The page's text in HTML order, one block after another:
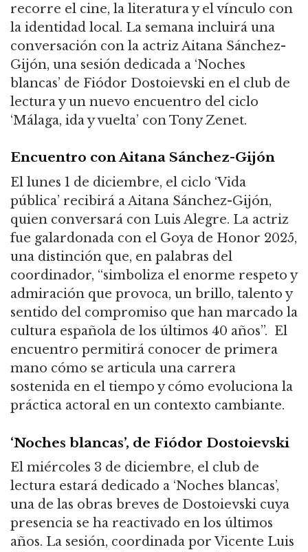
recorre el cine, la literatura y el vínculo con
la identidad local. La semana incluirá una
conversación con la actriz Aitana Sánchez-
Gijón, una sesión dedicada a ‘Noches
blancas’ de Fiódor Dostoievski en el club de
lectura y un nuevo encuentro del ciclo
‘Málaga, ida y vuelta’ con Tony Zenet.
Encuentro con Aitana Sánchez-Gijón
El lunes 1 de diciembre, el ciclo ‘Vida
pública’ recibirá a Aitana Sánchez-Gijón,
quien conversará con Luis Alegre. La actriz
fue galardonada con el Goya de Honor 2025,
una distinción que, en palabras del
coordinador, “simboliza el enorme respeto y
admiración que provoca, un brillo, talento y
sentido del compromiso que han marcado la
cultura española de los últimos 40 años”. El
encuentro permitirá conocer de primera
mano cómo se articula una carrera
sostenida en el tiempo y cómo evoluciona la
práctica actoral en un contexto cambiante.
‘Noches blancas’, de Fiódor Dostoievski
El miércoles 3 de diciembre, el club de
lectura estará dedicado a ‘Noches blancas’,
una de las obras breves de Dostoievski cuya
presencia se ha reactivado en los últimos
años. La sesión, coordinada por Vicente Luis